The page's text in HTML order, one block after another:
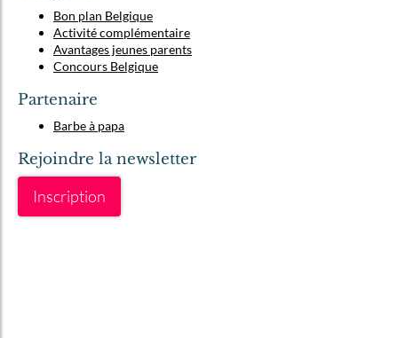
Bon plan Belgique
Activité complémentaire
Avantages jeunes parents
Concours Belgique
Partenaire
Barbe à papa
Rejoindre la newsletter
Inscription